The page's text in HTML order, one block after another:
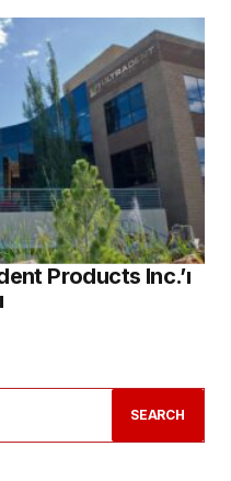
Products Inc.’ı
SEARCH